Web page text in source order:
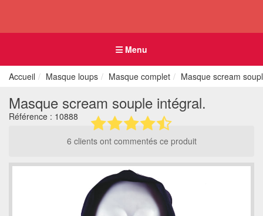
Menu
Accueil Masque loups Masque complet Masque scream
Masque scream souple intégral.
Référence : 10888
6 clients ont commentés ce produit